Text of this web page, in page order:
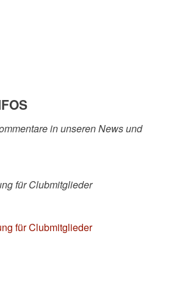
in unseren News und
für Clubmitglieder
für Clubmitglieder